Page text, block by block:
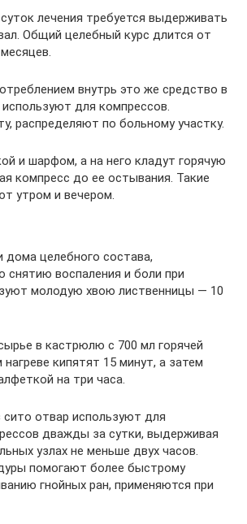
лечения требуется выдерживать
Общий целебный курс длится от
внутрь это же средство в
для компрессов.
распределяют по больному участку.
и шарфом, а на него кладут горячую
компресс до ее остывания. Такие
утром и вечером.
дома целебного состава,
снятию воспаления и боли при
молодую хвою лиственницы — 10
в кастрюлю с 700 мл горячей
кипятят 15 минут, а затем
на три часа.
отвар используют для
дважды за сутки, выдерживая
узлах не меньше двух часов.
помогают более быстрому
гнойных ран, применяются при